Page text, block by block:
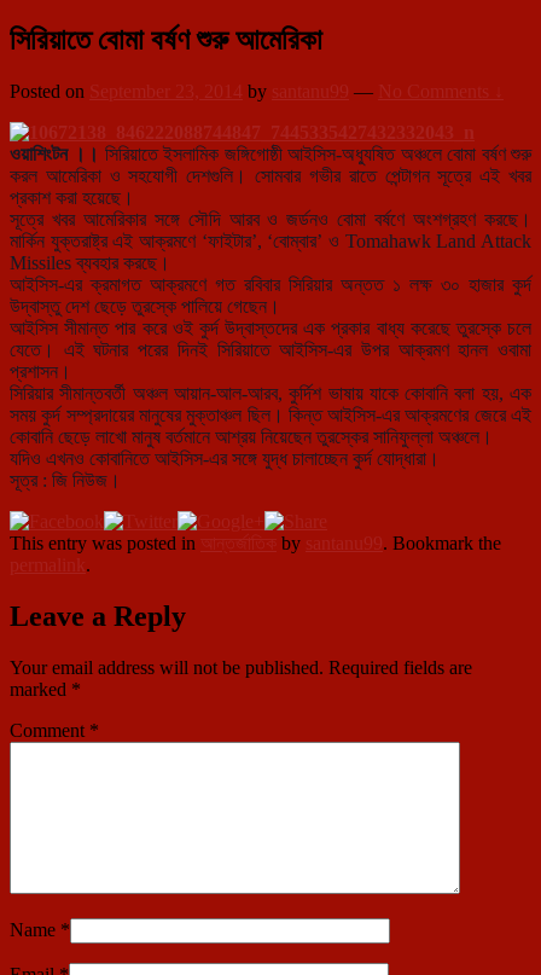
সিরিয়াতে বোমা বর্ষণ শুরু আমেরিকা
Posted on September 23, 2014 by santanu99 — No Comments ↓
ওয়াশিংটন ।। সিরিয়াতে ইসলামিক জঙ্গিগোষ্ঠী আইসিস-অধ্যুষিত অঞ্চলে বোমা বর্ষণ শুরু
করল আমেরিকা ও সহযোগী দেশগুলি। সোমবার গভীর রাতে পেন্টাগন সূত্রে এই খবর
প্রকাশ করা হয়েছে।
সূত্রে খবর আমেরিকার সঙ্গে সৌদি আরব ও জর্ডনও বোমা বর্ষণে অংশগ্রহণ করছে।
মার্কিন যুক্তরাষ্ট্র এই আক্রমণে ‘ফাইটার’, ‘বোম্বার’ ও Tomahawk Land Attack
Missiles ব্যবহার করছে।
আইসিস-এর ক্রমাগত আক্রমণে গত রবিবার সিরিয়ার অন্তত ১ লক্ষ ৩০ হাজার কুর্দ
উদ্বাস্তু দেশ ছেড়ে তুরস্কে পালিয়ে গেছেন।
আইসিস সীমান্ত পার করে ওই কুর্দ উদ্বাস্তদের এক প্রকার বাধ্য করেছে তুরস্কে চলে
যেতে। এই ঘটনার পরের দিনই সিরিয়াতে আইসিস-এর উপর আক্রমণ হানল ওবামা
প্রশাসন।
সিরিয়ার সীমান্তবর্তী অঞ্চল আয়ান-আল-আরব, কুর্দিশ ভাষায় যাকে কোবানি বলা হয়, এক
সময় কুর্দ সম্প্রদায়ের মানুষের মুক্তাঞ্চল ছিল। কিন্ত আইসিস-এর আক্রমণের জেরে এই
কোবানি ছেড়ে লাখো মানুষ বর্তমানে আশ্রয় নিয়েছেন তুরস্কের সানিফুল্লা অঞ্চলে।
যদিও এখনও কোবানিতে আইসিস-এর সঙ্গে যুদ্ধ চালাচ্ছেন কুর্দ যোদ্ধারা।
সূত্র : জি নিউজ।
This entry was posted in আন্তর্জাতিক by santanu99. Bookmark the
permalink.
Leave a Reply
Your email address will not be published. Required fields are
marked *
Comment *
Name *